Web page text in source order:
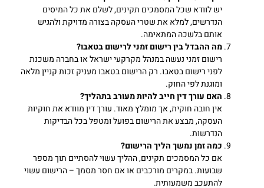
יש לוודא שכל המסמכים תקינים, לשלם את כל המיסים
הנדרשים, למלא את שטרי העסקה בצורה מדויקת ולהגיש
אותם בלשכה המתאימה.
מה ההבדל בין רישום זמני לרישום בטאבו?
רישום זמני נעשה במנהל מקרקעי ישראל או בחברה משכנת
לפני רישום בטאבו. רק הרישום בטאבו מעניק זכות קניין מלאה
ומוגנת לפי החוק.
האם עורך דין חייב להיות מעורב בתהליך?
אין חובה חוקית, אך מומלץ מאוד. עורך דין מוודא את חוקיות
העסקה, מבצע את הרישום בפועל ומטפל בכל הבדיקות
הנדרשות.
כמה זמן נמשך הליך הרישום?
אם כל המסמכים תקינים, ההליך עשוי להסתיים תוך מספר
שבועות. במקרים מורכבים או אם חסר מסמך – הרישום עשוי
להתעכב משמעותית.